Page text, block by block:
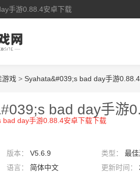
手游0.88.4安卓下载
游戏 > Syahata&#039;s bad day手游
bad day手游
bad day手游0.88.4安卓下载下载
版本： V5.6.9 类型： 最
语言：
简体中文 更新时间：